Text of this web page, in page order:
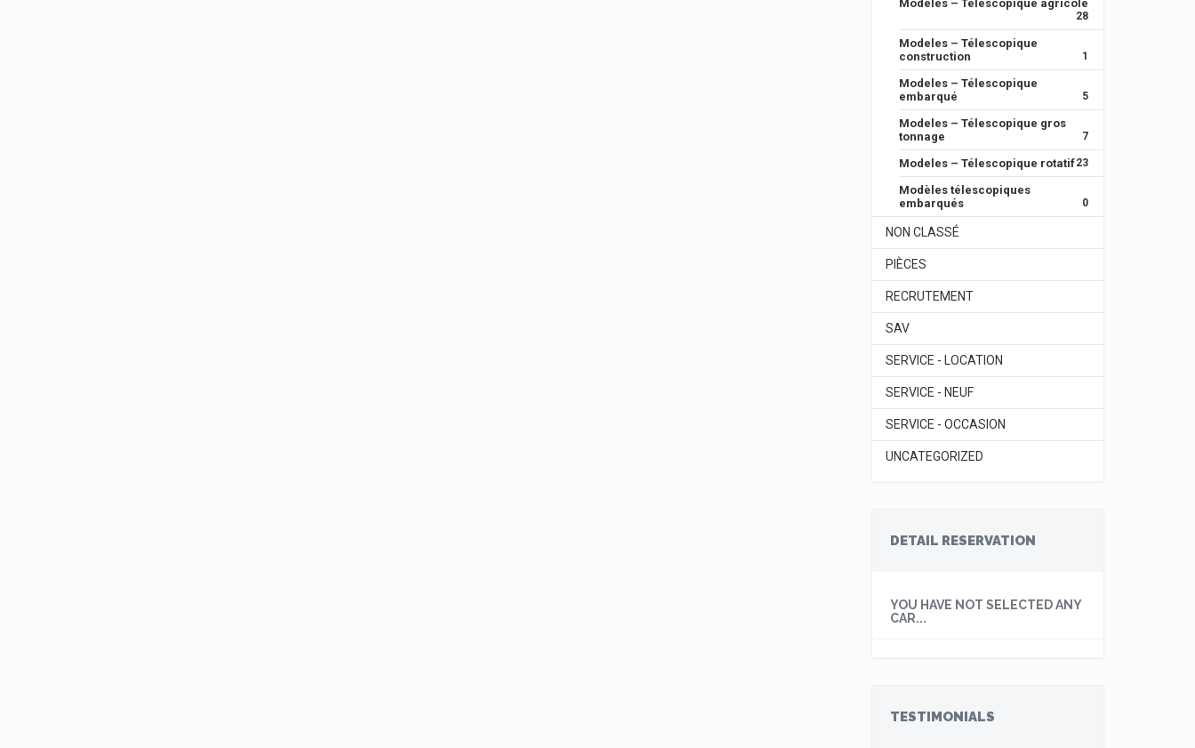
Modeles – Télescopique agricole
28
Modeles – Télescopique
construction
1
Modeles – Télescopique
embarqué
5
Modeles – Télescopique gros
tonnage
7
Modeles – Télescopique rotatif23
Modèles télescopiques
embarqués
0
NON CLASSÉ
PIÈCES
RECRUTEMENT
SAV
SERVICE - LOCATION
SERVICE - NEUF
SERVICE - OCCASION
UNCATEGORIZED
DETAIL RESERVATION
YOU HAVE NOT SELECTED ANY
CAR...
TESTIMONIALS